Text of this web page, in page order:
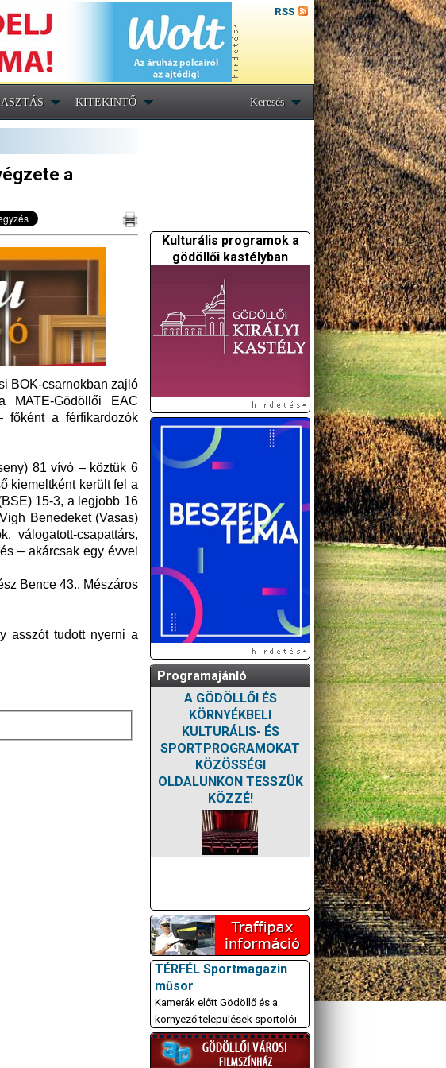
RSS
KITEKINTŐ Keresés
a
BOK-csarnokban zajló
MATE-Gödöllői EAC
főként a férfikardozók
81 vívó – köztük 6
kiemeltként került fel a
15-3, a legjobb 16
Benedeket (Vasas)
válogatott-csapattárs,
– akárcsak egy évvel
Bence 43., Mészáros
asszót tudott nyerni a
Kulturális programok a
gödöllői kastélyban
Programajánló
A GÖDÖLLŐI ÉS
KÖRNYÉKBELI
KULTURÁLIS- ÉS
SPORTPROGRAMOKAT
KÖZÖSSÉGI
OLDALUNKON TESSZÜK
KÖZZÉ!
TÉRFÉL Sportmagazin
műsor
Kamerák előtt Gödöllő és a
környező települések sportolói